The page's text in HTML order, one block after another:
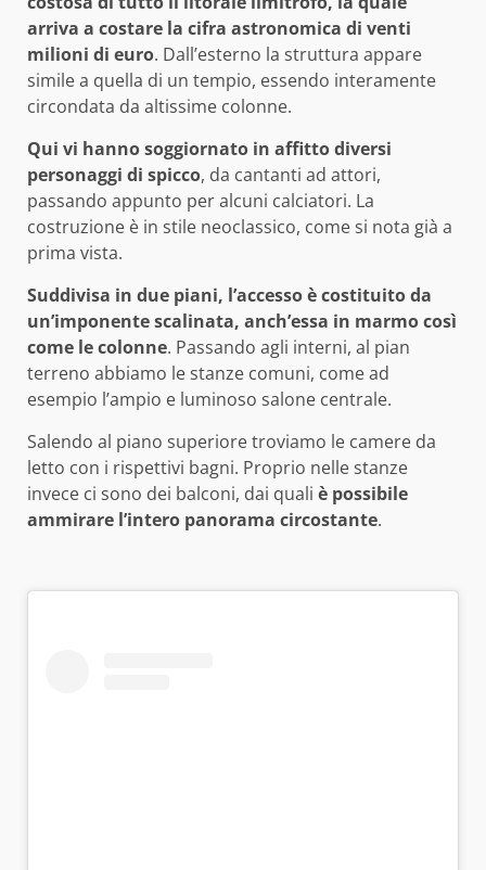
arriva a costare la cifra astronomica di venti
milioni di euro. Dall’esterno la struttura appare
simile a quella di un tempio, essendo interamente
circondata da altissime colonne.
Qui vi hanno soggiornato in affitto diversi
personaggi di spicco, da cantanti ad attori,
passando appunto per alcuni calciatori. La
costruzione è in stile neoclassico, come si nota già a
prima vista.
Suddivisa in due piani, l’accesso è costituito da
un’imponente scalinata, anch’essa in marmo così
come le colonne. Passando agli interni, al pian
terreno abbiamo le stanze comuni, come ad
esempio l’ampio e luminoso salone centrale.
Salendo al piano superiore troviamo le camere da
letto con i rispettivi bagni. Proprio nelle stanze
invece ci sono dei balconi, dai quali è possibile
ammirare l’intero panorama circostante.